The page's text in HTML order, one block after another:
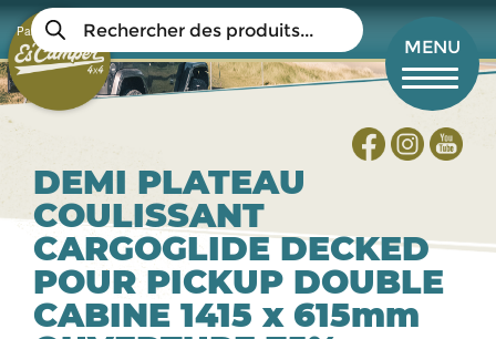
Aller
au
contenu
principal
Panier Mon compte
Recherche
de
produits
MENU
DEMI PLATEAU
COULISSANT
CARGOGLIDE DECKED
POUR PICKUP DOUBLE
CABINE 1415 x 615mm